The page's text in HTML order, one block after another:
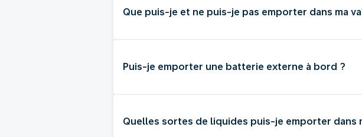
Que puis-je et ne puis-je pas emporter dans ma
Puis-je emporter une batterie externe à bord ?
Quelles sortes de liquides puis-je emporter dans